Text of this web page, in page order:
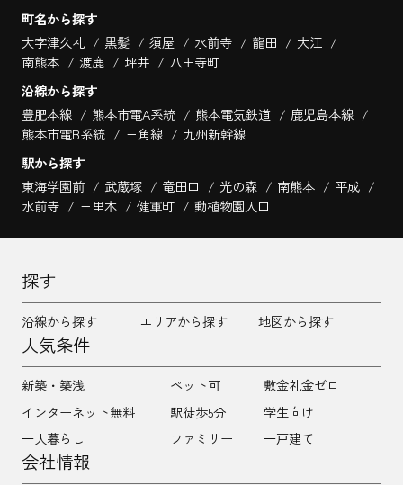
町名から探す
大字津久礼
黒髪 須屋 水前寺 龍田
大江
南熊本
渡鹿 坪井
八王寺町
沿線から探す
豊肥本線
熊本市電A系統 熊本電気鉄道
鹿児島本線
熊本市電B系統
三角線
九州新幹線
駅から探す
東海学園前
武蔵塚 竜田口 光の森 南熊本
平成
水前寺
三里木 健軍町 動植物園入口
探す
沿線から探す エリアから探す 地図から探す
人気条件
新築・築浅 ペット可
敷金礼金ゼロ
インターネット無料
駅徒歩5分
学生向け
一人暮らし
ファミリー 一戸建て
会社情報